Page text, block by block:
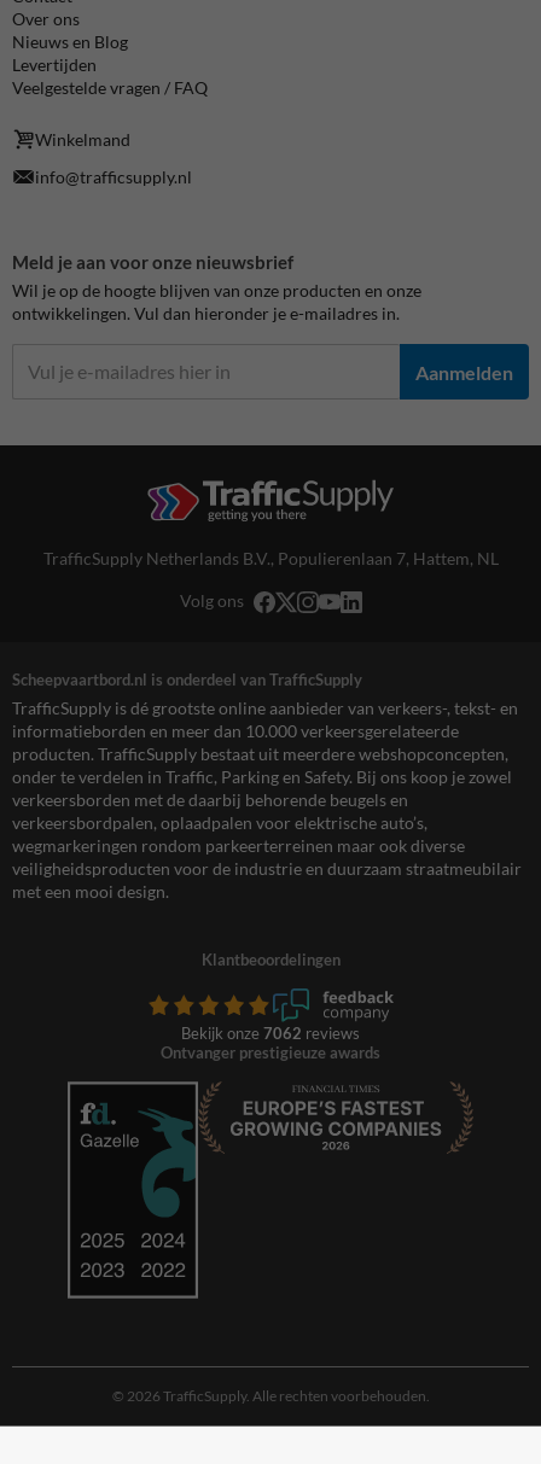
Over ons
Nieuws en Blog
Levertijden
Veelgestelde vragen / FAQ
Winkelmand
info@trafficsupply.nl
Meld je aan voor onze nieuwsbrief
Wil je op de hoogte blijven van onze producten en onze
ontwikkelingen. Vul dan hieronder je e-mailadres in.
Aanmelden
TrafficSupply Netherlands B.V., Populierenlaan 7, Hattem, NL
Volg ons
Scheepvaartbord.nl is onderdeel van TrafficSupply
TrafficSupply is dé grootste online aanbieder van verkeers-, tekst- en
informatieborden en meer dan 10.000 verkeersgerelateerde
producten. TrafficSupply bestaat uit meerdere webshopconcepten,
onder te verdelen in Traffic, Parking en Safety. Bij ons koop je zowel
verkeersborden met de daarbij behorende beugels en
verkeersbordpalen, oplaadpalen voor elektrische auto’s,
wegmarkeringen rondom parkeerterreinen maar ook diverse
veiligheidsproducten voor de industrie en duurzaam straatmeubilair
met een mooi design.
Klantbeoordelingen
Bekijk onze 7062 reviews
Ontvanger prestigieuze awards
© 2026 TrafficSupply. Alle rechten voorbehouden.